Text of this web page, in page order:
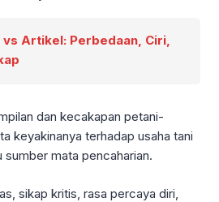
vs Artikel: Perbedaan, Ciri,
dan kecakapan petani-
keyakinanya terhadap usaha tani
mata pencaharian.
sikap kritis, rasa percaya diri,